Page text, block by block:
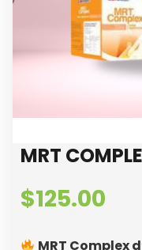
MRT
$125.00
MRT Complex